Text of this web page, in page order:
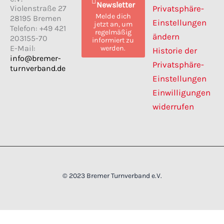
Violenstraße 27
28195 Bremen
Telefon: +49 421
203155-70
E-Mail:
info@bremer-
turnverband.de
b
o
k
a
r
a
m
Newsletter
Melde dich
jetzt an, um
regelmäßig
informiert zu
werden.
Privatsphäre-
Einstellungen
ändern
Historie der
Privatsphäre-
Einstellungen
Einwilligungen
widerrufen
© 2023 Bremer Turnverband e.V.